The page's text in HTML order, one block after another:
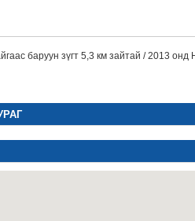
баруун зүгт 5,3 км зайтай / 2013